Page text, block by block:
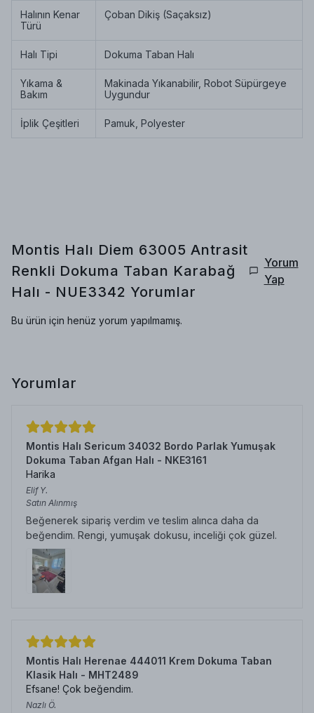
Halının Kenar
Türü
Çoban Dikiş (Saçaksız)
Halı Tipi Dokuma Taban Halı
Yıkama &
Bakım
Makinada Yıkanabilir, Robot Süpürgeye
Uygundur
İplik Çeşitleri Pamuk, Polyester
Montis Halı Diem 63005 Antrasit
Renkli Dokuma Taban Karabağ
Halı - NUE3342 Yorumlar
Yorum
Yap
Bu ürün için henüz yorum yapılmamış.
Yorumlar
Montis Halı Sericum 34032 Bordo Parlak Yumuşak
Dokuma Taban Afgan Halı - NKE3161
Harika
Elif Y.
Satın Alınmış
Beğenerek sipariş verdim ve teslim alınca daha da
beğendim. Rengi, yumuşak dokusu, inceliği çok güzel.
Montis Halı Herenae 444011 Krem Dokuma Taban
Klasik Halı - MHT2489
Efsane! Çok beğendim.
Nazlı Ö.